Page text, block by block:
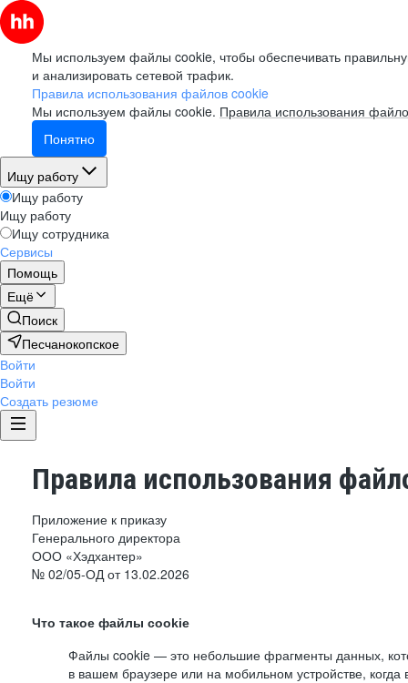
Мы используем файлы cookie, чтобы обеспечивать
и анализировать сетевой трафик.
Правила использования файлов cookie
Мы используем файлы cookie. Правила использования
Понятно
Ищу работу
Ищу работу
Ищу работу
Ищу сотрудника
Сервисы
Помощь
Ещё
Поиск
Песчанокопское
Войти
Войти
Создать резюме
Правила использования
Приложение к приказу
Генерального директора
ООО «Хэдхантер»
№ 02/05-ОД от 13.02.2026
Что такое файлы cookie
Файлы cookie — это небольшие фрагменты данных,
в вашем браузере или на мобильном устройстве,